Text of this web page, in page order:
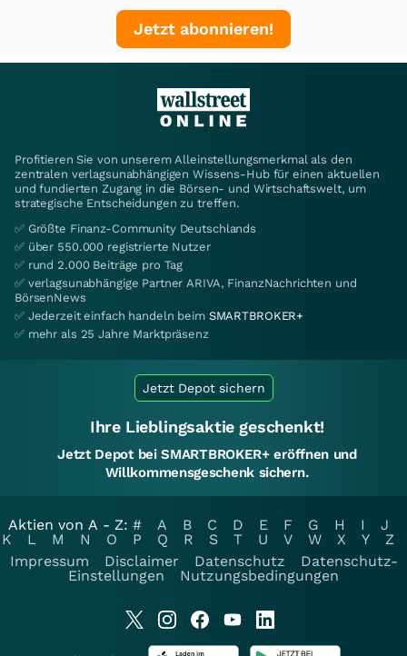
Jetzt abonnieren!
Profitieren Sie von unserem Alleinstellungsmerkmal als den
zentralen verlagsunabhängigen Wissens-Hub für einen aktuellen
und fundierten Zugang in die Börsen- und Wirtschaftswelt, um
strategische Entscheidungen zu treffen.
✅ Größte Finanz-Community Deutschlands
✅ über 550.000 registrierte Nutzer
✅ rund 2.000 Beiträge pro Tag
✅ verlagsunabhängige Partner ARIVA, FinanzNachrichten und
BörsenNews
✅ Jederzeit einfach handeln beim SMARTBROKER+
✅ mehr als 25 Jahre Marktpräsenz
Jetzt Depot sichern
Ihre Lieblingsaktie geschenkt!
Jetzt Depot bei SMARTBROKER+ eröffnen und
Willkommensgeschenk sichern.
Aktien von A - Z: # A B C D E F G H I
J
K
L M N O P Q R S T U V W X Y
Z
Impressum
Disclaimer Datenschutz
Datenschutz-
Einstellungen
Nutzungsbedingungen